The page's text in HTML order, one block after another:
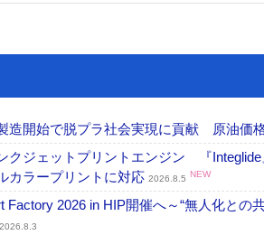
開始で脱プラ社会実現に貢献 原油価
ジェットプリントエンジン 『Integlide
カラープリントに対応 2026.8.5 NEW
Factory 2026 in HIP開催へ～“無人化と
2026.8.3